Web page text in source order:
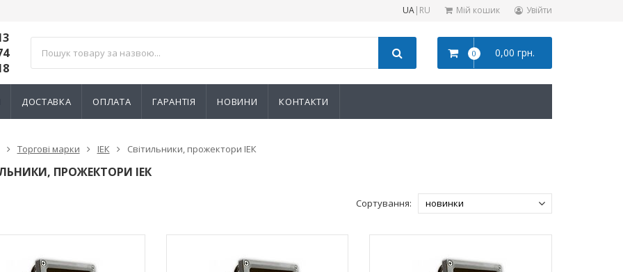
UA| RU Мій кошик Увійти
0 0,00 грн.
ДОСТАВКА ОПЛАТА ГАРАНТІЯ НОВИНИ КОНТАКТИ
Торгові марки ІЕК Світильники, прожектори ІЕК
ПРОЖЕКТОРИ ІЕК
Сортування: